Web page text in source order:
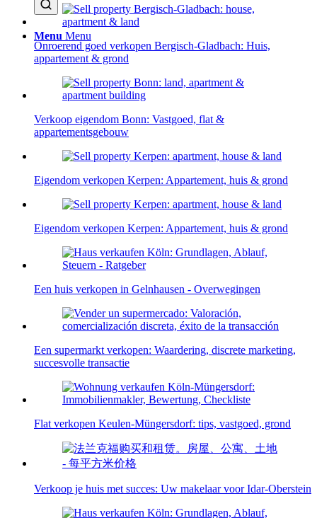
Menu Menu
Onroerend goed verkopen Bergisch-Gladbach: Huis,
appartement & grond
Verkoop eigendom Bonn: Vastgoed, flat &
appartementsgebouw
Eigendom verkopen Kerpen: Appartement, huis & grond
Eigendom verkopen Kerpen: Appartement, huis & grond
Een huis verkopen in Gelnhausen - Overwegingen
Een supermarkt verkopen: Waardering, discrete marketing,
succesvolle transactie
Flat verkopen Keulen-Müngersdorf: tips, vastgoed, grond
Verkoop je huis met succes: Uw makelaar voor Idar-Oberstein